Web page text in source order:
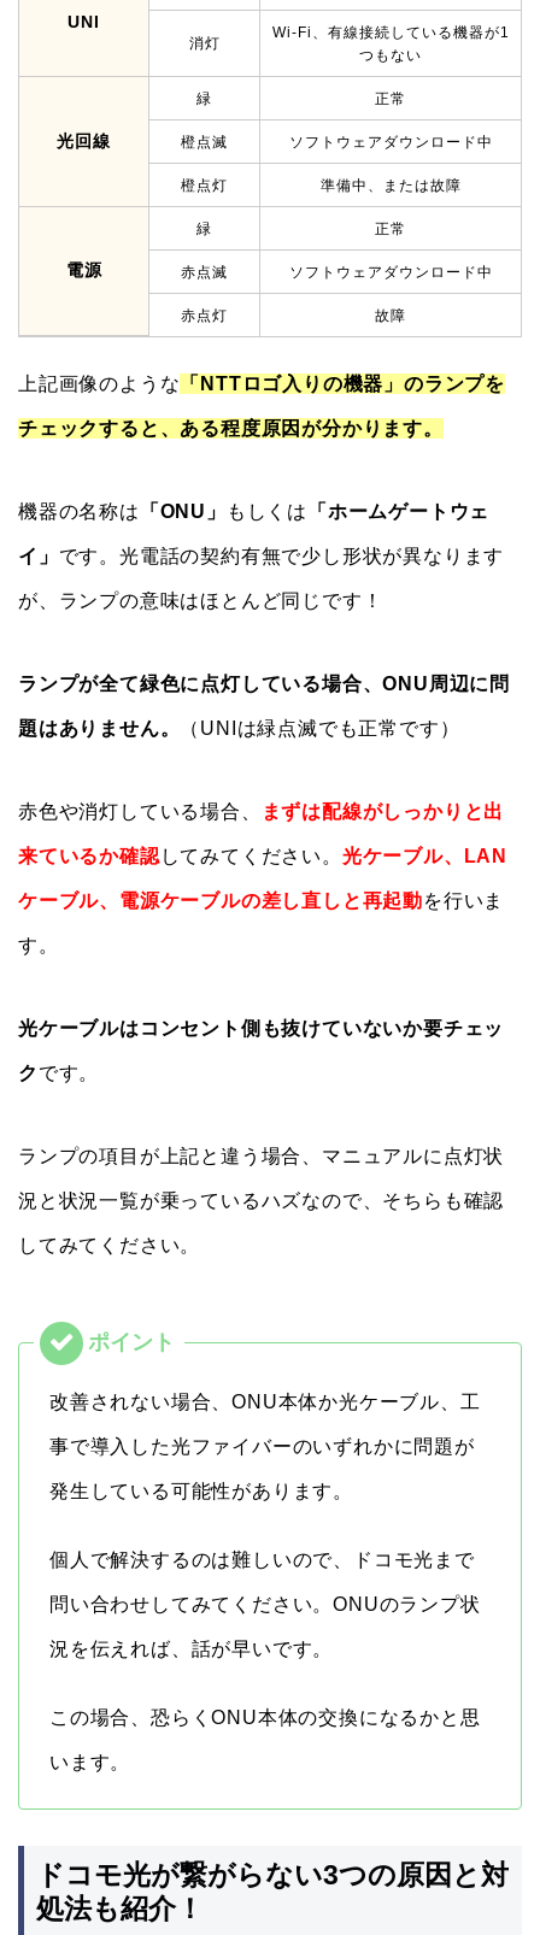
UNI
消灯
Wi-Fi、有線接続している機器が1
つもない
光回線
緑 正常
橙点滅 ソフトウェアダウンロード中
橙点灯 準備中、または故障
電源
緑 正常
赤点滅 ソフトウェアダウンロード中
赤点灯 故障
上記画像のような 「NTTロゴ入りの機器」のランプを
チェックすると、ある程度原因が分かります。
機器の名称は 「ONU」 もしくは 「ホームゲートウェ
イ」 です。光電話の契約有無で少し形状が異なります
が、ランプの意味はほとんど同じです！
ランプが全て緑色に点灯している場合、ONU周辺に問
題はありません。 （UNIは緑点滅でも正常です）
赤色や消灯している場合、 まずは配線がしっかりと出
来ているか確認 してみてください。 光ケーブル、LAN
ケーブル、電源ケーブルの差し直しと再起動を行いま
す。
光ケーブルはコンセント側も抜けていないか要チェッ
ク です。
ランプの項目が上記と違う場合、マニュアルに点灯状
況と状況一覧が乗っているハズなので、そちらも確認
してみてください。
改善されない場合、ONU本体か光ケーブル、工
事で導入した光ファイバーのいずれかに問題が
発生している可能性があります。
個人で解決するのは難しいので、ドコモ光まで
問い合わせしてみてください。ONUのランプ状
況を伝えれば、話が早いです。
この場合、恐らくONU本体の交換になるかと思
います。
ドコモ光が繋がらない3つの原因と対
処法も紹介！